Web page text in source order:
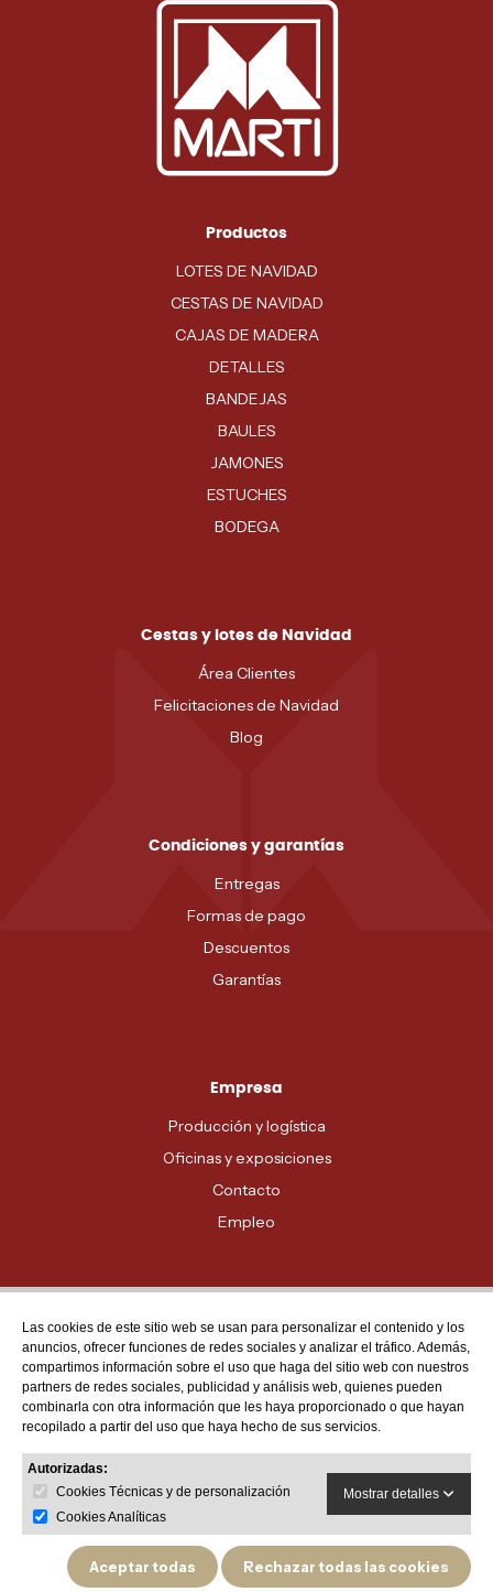
Productos
LOTES DE NAVIDAD
CESTAS DE NAVIDAD
CAJAS DE MADERA
DETALLES
BANDEJAS
BAULES
JAMONES
ESTUCHES
BODEGA
Cestas y lotes de Navidad
Área Clientes
Felicitaciones de Navidad
Blog
Condiciones y garantías
Entregas
Formas de pago
Descuentos
Garantías
Empresa
Producción y logística
Oficinas y exposiciones
Contacto
Empleo
Atención al cliente
MADRID - 91 678 70 70
BARCELONA - 93 635 28 28
VALENCIA - 96 159 71 61
Las cookies de este sitio web se usan para personalizar el contenido y los
anuncios, ofrecer funciones de redes sociales y analizar el tráfico. Además,
compartimos información sobre el uso que haga del sitio web con nuestros
partners de redes sociales, publicidad y análisis web, quienes pueden
combinarla con otra información que les haya proporcionado o que hayan
recopilado a partir del uso que haya hecho de sus servicios.
Autorizadas:
Cookies Técnicas y de personalización
Cookies Analíticas
Mostrar detalles
Aceptar todas Rechazar todas las cookies